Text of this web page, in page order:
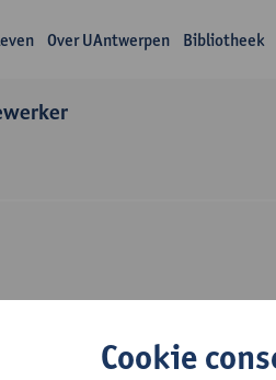
Over UAntwerpen Bibliotheek
Cookie